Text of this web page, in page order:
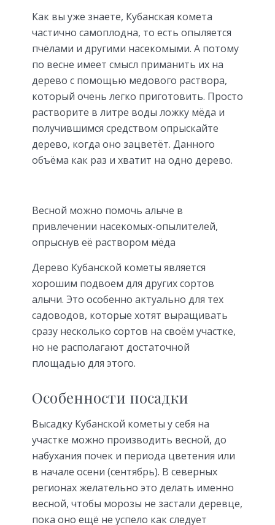
Как вы уже знаете, Кубанская комета
частично самоплодна, то есть опыляется
пчёлами и другими насекомыми. А потому
по весне имеет смысл приманить их на
дерево с помощью медового раствора,
который очень легко приготовить. Просто
растворите в литре воды ложку мёда и
получившимся средством опрыскайте
дерево, когда оно зацветёт. Данного
объёма как раз и хватит на одно дерево.
Весной можно помочь алыче в
привлечении насекомых-опылителей,
опрыснув её раствором мёда
Дерево Кубанской кометы является
хорошим подвоем для других сортов
алычи. Это особенно актуально для тех
садоводов, которые хотят выращивать
сразу несколько сортов на своём участке,
но не располагают достаточной
площадью для этого.
Особенности посадки
Высадку Кубанской кометы у себя на
участке можно производить весной, до
набухания почек и периода цветения или
в начале осени (сентябрь). В северных
регионах желательно это делать именно
весной, чтобы морозы не застали деревце,
пока оно ещё не успело как следует